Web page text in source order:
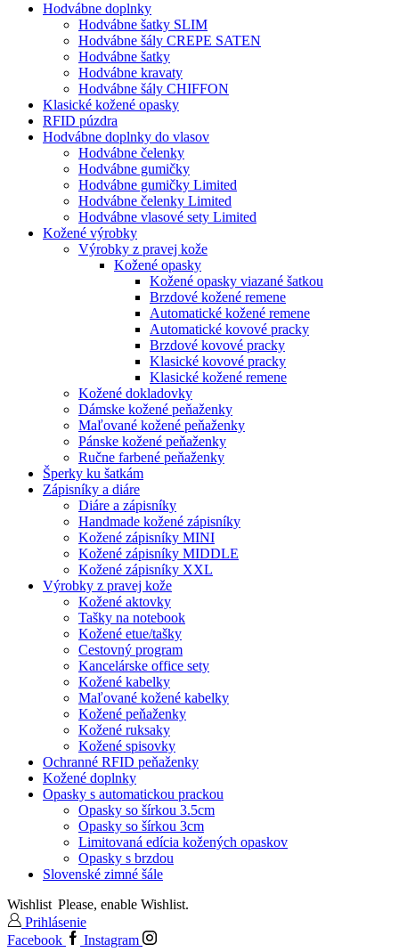
Hodvábne doplnky
Hodvábne šatky SLIM
Hodvábne šály CREPE SATEN
Hodvábne šatky
Hodvábne kravaty
Hodvábne šály CHIFFON
Klasické kožené opasky
RFID púzdra
Hodvábne doplnky do vlasov
Hodvábne čelenky
Hodvábne gumičky
Hodvábne gumičky Limited
Hodvábne čelenky Limited
Hodvábne vlasové sety Limited
Kožené výrobky
Výrobky z pravej kože
Kožené opasky
Kožené opasky viazané šatkou
Brzdové kožené remene
Automatické kožené remene
Automatické kovové pracky
Brzdové kovové pracky
Klasické kovové pracky
Klasické kožené remene
Kožené dokladovky
Dámske kožené peňaženky
Maľované kožené peňaženky
Pánske kožené peňaženky
Ručne farbené peňaženky
Šperky ku šatkám
Zápisníky a diáre
Diáre a zápisníky
Handmade kožené zápisníky
Kožené zápisníky MINI
Kožené zápisníky MIDDLE
Kožené zápisníky XXL
Výrobky z pravej kože
Kožené aktovky
Tašky na notebook
Kožené etue/tašky
Cestovný program
Kancelárske office sety
Kožené kabelky
Maľované kožené kabelky
Kožené peňaženky
Kožené ruksaky
Kožené spisovky
Ochranné RFID peňaženky
Kožené doplnky
Opasky s automatickou prackou
Opasky so šírkou 3.5cm
Opasky so šírkou 3cm
Limitovaná edícia kožených opaskov
Opasky s brzdou
Slovenské zimné šále
Wishlist Please, enable Wishlist.
Prihlásenie
Facebook
Instagram